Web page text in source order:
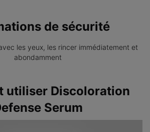
de sécurité
les yeux, les rincer immédiatement et
abondamment
utiliser Discoloration
Serum